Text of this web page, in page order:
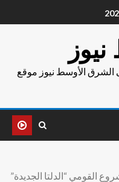
الشرق الأوسط نيوز موقع
القومي “الدلتا الجديدة”